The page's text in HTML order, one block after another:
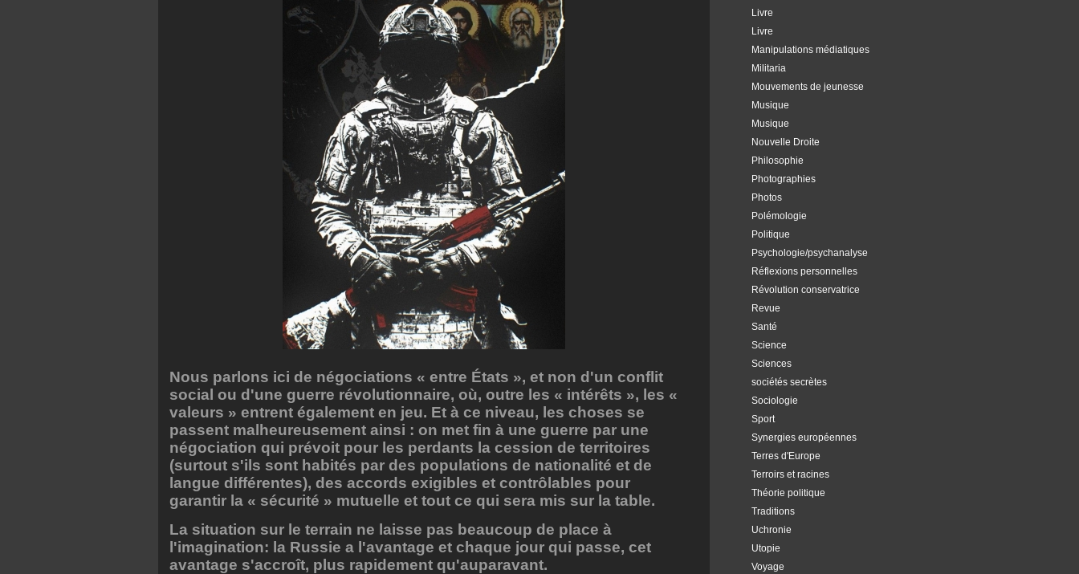
Livre
Livre
Manipulations médiatiques
Militaria
Mouvements de jeunesse
Musique
Musique
Nouvelle Droite
Philosophie
Photographies
Photos
Polémologie
Politique
Psychologie/psychanalyse
Réflexions personnelles
Révolution conservatrice
Revue
Santé
Science
Sciences
sociétés secrètes
Sociologie
Sport
Synergies européennes
Terres d'Europe
Terroirs et racines
Théorie politique
Traditions
Uchronie
Utopie
Voyage
Nous parlons ici de négociations « entre États », et non d'un conflit
social ou d'une guerre révolutionnaire, où, outre les « intérêts », les «
valeurs » entrent également en jeu. Et à ce niveau, les choses se
passent malheureusement ainsi : on met fin à une guerre par une
négociation qui prévoit pour les perdants la cession de territoires
(surtout s'ils sont habités par des populations de nationalité et de
langue différentes), des accords exigibles et contrôlables pour
garantir la « sécurité » mutuelle et tout ce qui sera mis sur la table.
La situation sur le terrain ne laisse pas beaucoup de place à
l'imagination: la Russie a l'avantage et chaque jour qui passe, cet
avantage s'accroît, plus rapidement qu'auparavant.